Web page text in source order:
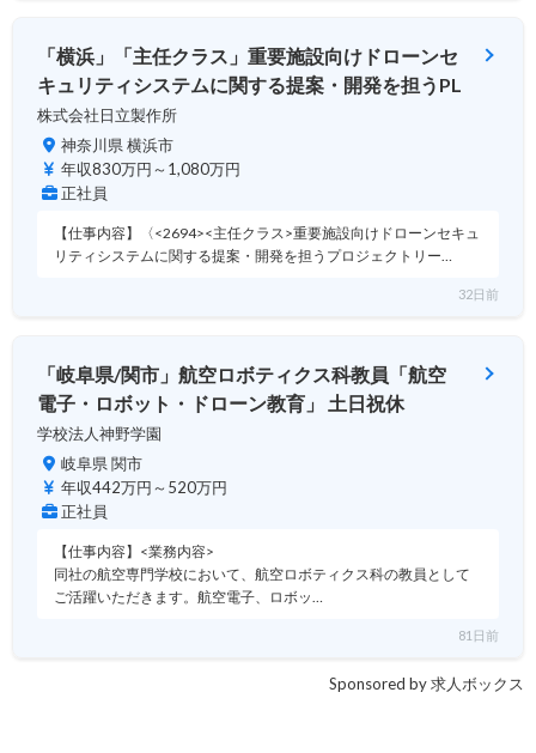
「横浜」「主任クラス」重要施設向けドローンセ
キュリティシステムに関する提案・開発を担うPL
株式会社日立製作所
神奈川県 横浜市
年収830万円～1,080万円
正社員
【仕事内容】〈<2694><主任クラス>重要施設向けドローンセキュ
リティシステムに関する提案・開発を担うプロジェクトリー…
32日前
「岐阜県/関市」航空ロボティクス科教員「航空
電子・ロボット・ドローン教育」 土日祝休
学校法人神野学園
岐阜県 関市
年収442万円～520万円
正社員
【仕事内容】<業務内容>
同社の航空専門学校において、航空ロボティクス科の教員として
ご活躍いただきます。航空電子、ロボッ…
81日前
Sponsored by 求人ボックス